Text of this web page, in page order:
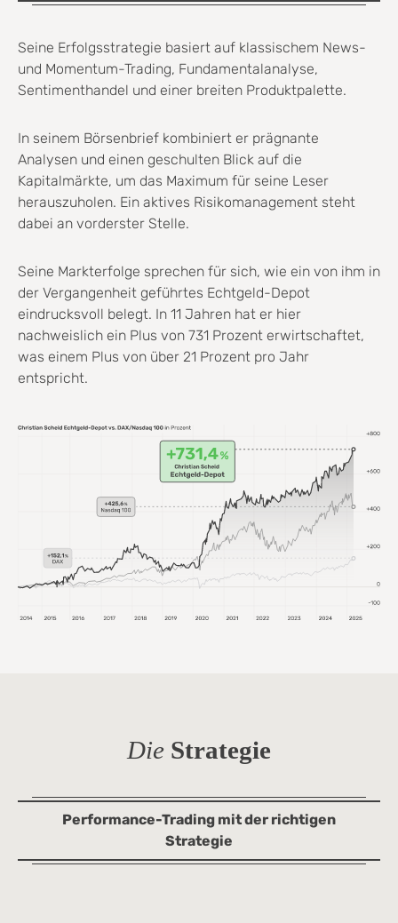
Seine Erfolgsstrategie basiert auf klassischem News-
und Momentum-Trading, Fundamentalanalyse,
Sentimenthandel und einer breiten Produktpalette.
In seinem Börsenbrief kombiniert er prägnante
Analysen und einen geschulten Blick auf die
Kapitalmärkte, um das Maximum für seine Leser
herauszuholen. Ein aktives Risikomanagement steht
dabei an vorderster Stelle.
Seine Markterfolge sprechen für sich, wie ein von ihm in
der Vergangenheit geführtes Echtgeld-Depot
eindrucksvoll belegt. In 11 Jahren hat er hier
nachweislich ein Plus von 731 Prozent erwirtschaftet,
was einem Plus von über 21 Prozent pro Jahr
entspricht.
Die Strategie
Performance-Trading mit der richtigen
Strategie